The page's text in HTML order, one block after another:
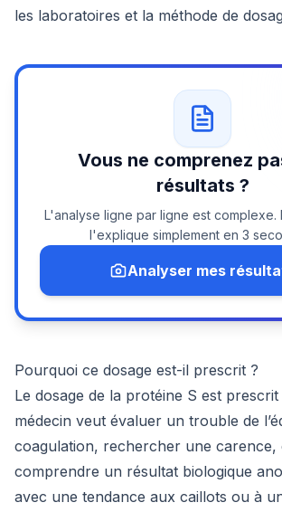
les laboratoires et la méthode de
Vous ne comprenez
résultats ?
L'analyse ligne par ligne est complexe.
l'explique simplement en 3
Analyser mes
Pourquoi ce dosage est-il prescrit ?
Le dosage de la protéine S est prescrit
médecin veut évaluer un trouble de
coagulation, rechercher une carence,
comprendre un résultat biologique
avec une tendance aux caillots ou à